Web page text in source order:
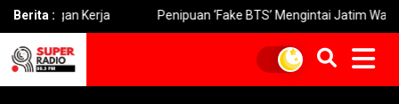
Berita :
Kerja Penipuan ‘Fake BTS’ Mengintai Jatim Warga